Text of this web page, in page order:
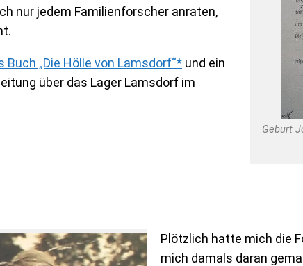
nur jedem Familienforscher anraten,
Buch „Die Hölle von Lamsdorf“* und ein
über das Lager Lamsdorf im
Geburt
Plötzlich hatte mich die
mich damals daran